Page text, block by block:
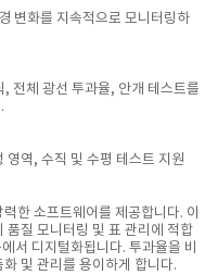
변화를 지속적으로 모니터링하
전체 광선 투과율, 안개 테스트를
영역, 수직 및 수평 테스트 지원
한 소프트웨어를 제공합니다. 이
품질 모니터링 및 표 관리에 적합
서 디지털화됩니다. 투과율을 비
및 관리를 용이하게 합니다.